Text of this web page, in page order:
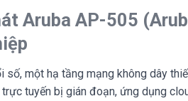
Aruba AP-505
số, một hạ tầng mạng không dây
tuyến bị gián đoạn, ứng dụng